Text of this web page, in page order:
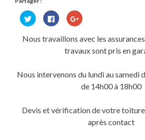
Cliquez
pour
partager
Twitter(ouvre
Cliquez
pour
partager
sur
Facebook(ouvre
dans
une
Cliquez
pour
Google+
dans
fenêtre)
Nous travaillons avec les
travaux sont pris en
Nous intervenons du lundi au samedi
de 14h00 à 18h00
Devis et vérification de votre
après contact